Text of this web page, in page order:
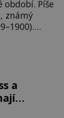
období. Píše
známý
a